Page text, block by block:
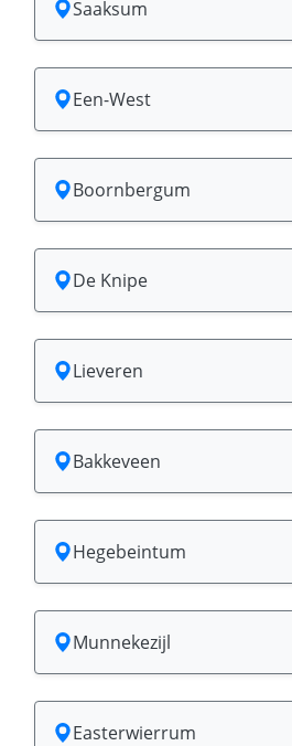
Saaksum
Een-West
Boornbergum
De Knipe
Lieveren
Bakkeveen
Hegebeintum
Munnekezijl
Easterwierrum